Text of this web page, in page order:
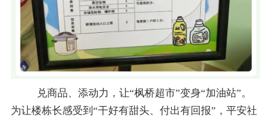
兑商品、添动力，让“枫桥超市”变身“加油站”。
为让楼栋长感受到“干好有甜头、付出有回报”，平安社